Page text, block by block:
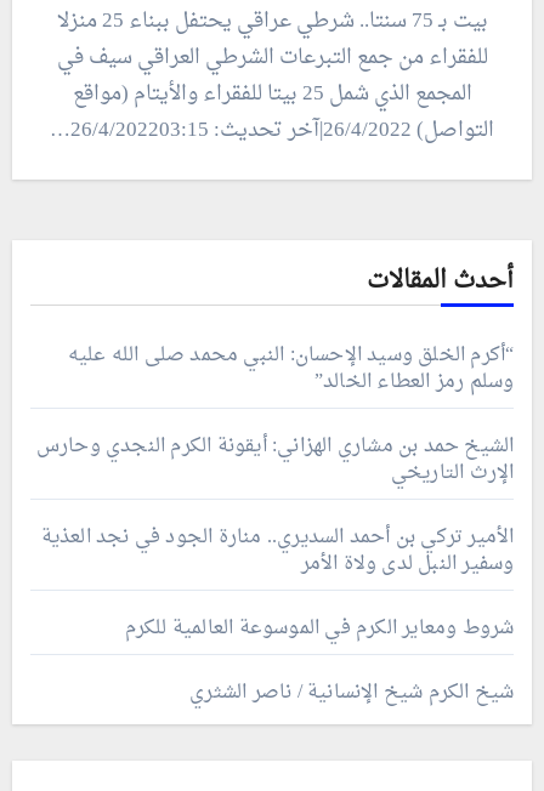
بيت بـ 75 سنتا.. شرطي عراقي يحتفل ببناء 25 منزلا
للفقراء من جمع التبرعات الشرطي العراقي سيف في
المجمع الذي شمل 25 بيتا للفقراء والأيتام (مواقع
التواصل) 26/4/2022|آخر تحديث: 26/4/202203:15…
أحدث المقالات
“أكرم الخلق وسيد الإحسان: النبي محمد صلى الله عليه
وسلم رمز العطاء الخالد”
الشيخ حمد بن مشاري الهزاني: أيقونة الكرم النجدي وحارس
الإرث التاريخي
الأمير تركي بن أحمد السديري.. منارة الجود في نجد العذية
وسفير النبل لدى ولاة الأمر
شروط ومعاير الكرم في الموسوعة العالمية للكرم
شيخ الكرم شيخ الإنسانية / ناصر الشثري